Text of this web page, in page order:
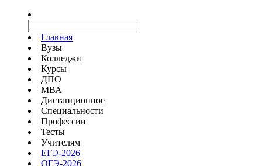
Главная
Вузы
Колледжи
Курсы
ДПО
МВА
Дистанционное
Специальности
Профессии
Тесты
Учителям
ЕГЭ-2026
ОГЭ-2026